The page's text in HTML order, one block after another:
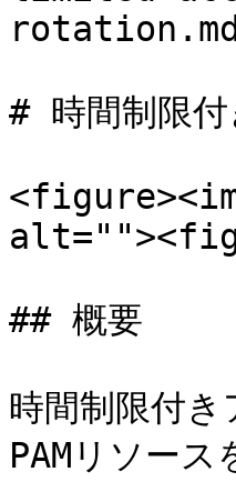
# 時間制限付
## 概要
時間制限付
PAMリソー